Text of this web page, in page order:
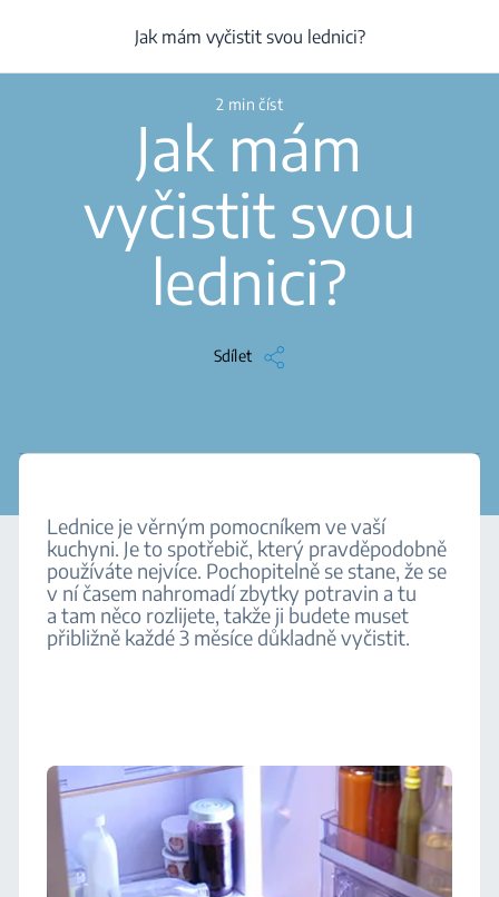
Úklid Článek Jak mám vyčistit svou lednici?
2 min číst
Jak mám
vyčistit svou
lednici?
Sdílet
Jak mám vyčistit svou lednici?
Lednice je věrným pomocníkem ve vaší
kuchyni. Je to spotřebič, který pravděpodobně
používáte nejvíce. Pochopitelně se stane, že se
v ní časem nahromadí zbytky potravin a tu
a tam něco rozlijete, takže ji budete muset
přibližně každé 3 měsíce důkladně vyčistit.